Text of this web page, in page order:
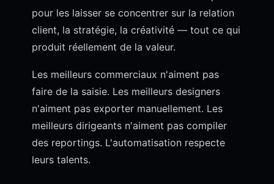
pour les laisser se concentrer sur la relation
client, la stratégie, la créativité — tout ce qui
produit réellement de la valeur.
Les meilleurs commerciaux n'aiment pas
faire de la saisie. Les meilleurs designers
n'aiment pas exporter manuellement. Les
meilleurs dirigeants n'aiment pas compiler
des reportings. L'automatisation respecte
leurs talents.